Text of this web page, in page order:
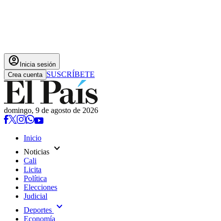
account_circle Inicia sesión
Crea cuenta SUSCRÍBETE
domingo, 9 de agosto de 2026
Inicio
Noticias expand_more
Cali
Licita
Política
Elecciones
Judicial
Deportes expand_more
Economía